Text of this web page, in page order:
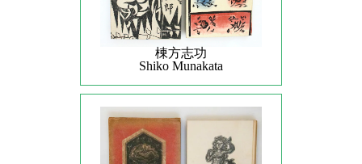
棟方志功
Shiko Munakata